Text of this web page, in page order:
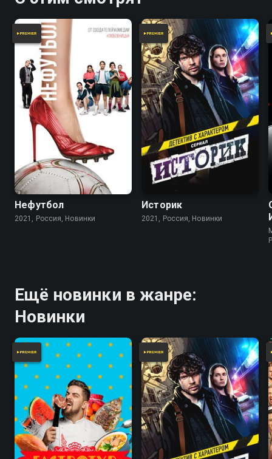
Нефутбол
2021, Россия, Новинки
Историк
2021, Россия, Новинки
Ещё новинки в жанре:
Новинки